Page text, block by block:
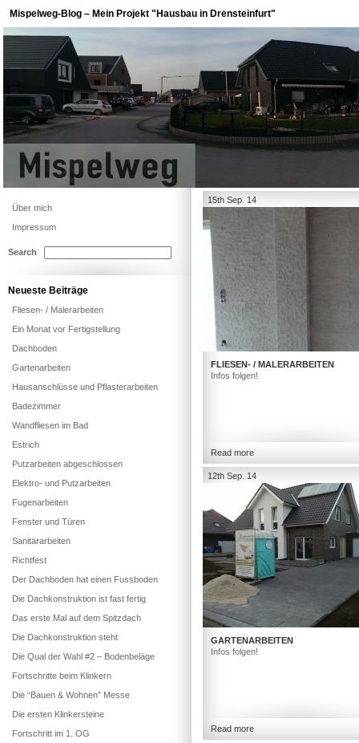
Mispelweg-Blog – Mein Projekt "Hausbau in Drensteinfurt"
15th Sep. 14
FLIESEN- / MALERARBEITEN
Infos folgen!
Read more
12th Sep. 14
GARTENARBEITEN
Infos folgen!
Read more
Über mich
Impressum
Search
Neueste Beiträge
Fliesen- / Malerarbeiten
Ein Monat vor Fertigstellung
Dachboden
Gartenarbeiten
Hausanschlüsse und Pflasterarbeiten
Badezimmer
Wandfliesen im Bad
Estrich
Putzarbeiten abgeschlossen
Elektro- und Putzarbeiten
Fugenarbeiten
Fenster und Türen
Sanitärarbeiten
Richtfest
Der Dachboden hat einen Fussboden
Die Dachkonstruktion ist fast fertig
Das erste Mal auf dem Spitzdach
Die Dachkonstruktion steht
Die Qual der Wahl #2 – Bodenbeläge
Fortschritte beim Klinkern
Die “Bauen & Wohnen” Messe
Die ersten Klinkersteine
Fortschritt im 1. OG